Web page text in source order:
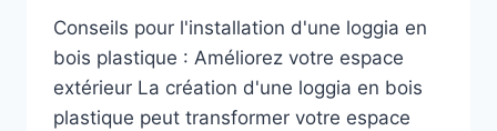
Conseils pour l'installation d'une loggia en
bois plastique : Améliorez votre espace
extérieur La création d'une loggia en bois
plastique peut transformer votre espace